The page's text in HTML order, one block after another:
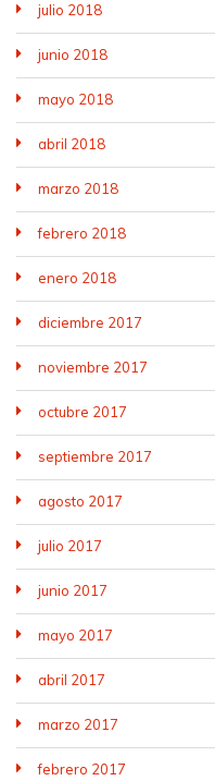
julio 2018
junio 2018
mayo 2018
abril 2018
marzo 2018
febrero 2018
enero 2018
diciembre 2017
noviembre 2017
octubre 2017
septiembre 2017
agosto 2017
julio 2017
junio 2017
mayo 2017
abril 2017
marzo 2017
febrero 2017